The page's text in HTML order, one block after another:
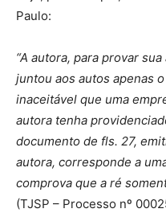
Paulo:
“A autora, para provar
juntou aos autos apenas
inaceitável que uma
autora tenha
documento de fls. 27,
autora, corresponde a
comprova que a ré
(TJSP – Processo nº